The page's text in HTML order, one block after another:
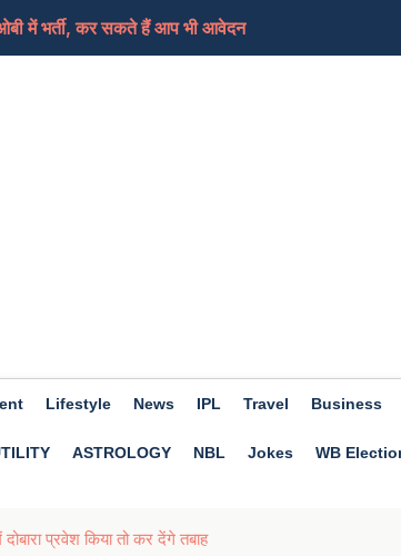
में भर्ती, कर सकते हैं आप भी आवेदन
हो सकता हैं आर्थिक लाभ, जाने क्या कहत...
Lifestyle News IPL Travel Business
ASTROLOGY NBL Jokes WB
प्रवेश किया तो कर देंगे तबाह